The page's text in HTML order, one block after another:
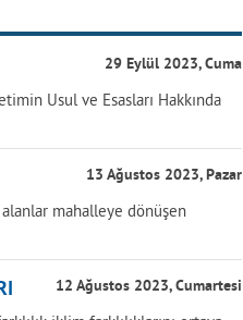
29 Eylül 2023, Cuma
Usul ve Esasları Hakkında
13 Ağustos 2023, Pazar
mahalleye dönüşen
12 Ağustos 2023, Cumartesi